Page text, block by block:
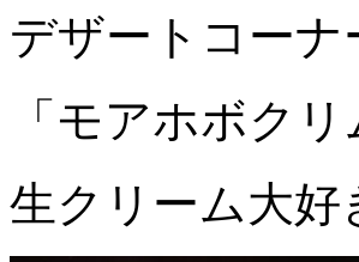
デザートコーナ
「モアホボク
生クリーム大